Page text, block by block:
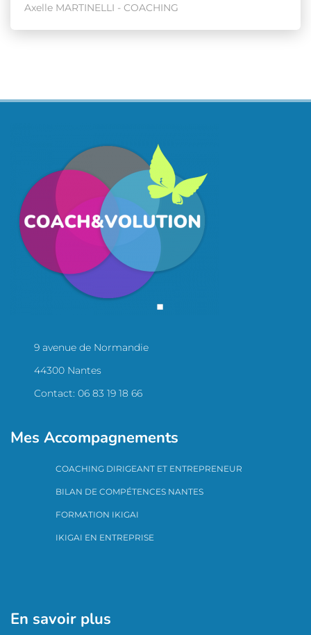
Axelle MARTINELLI - COACHING
9 avenue de Normandie
44300 Nantes
Contact: 06 83 19 18 66
Mes Accompagnements
COACHING DIRIGEANT ET ENTREPRENEUR
BILAN DE COMPÉTENCES NANTES
FORMATION IKIGAI
IKIGAI EN ENTREPRISE
En savoir plus